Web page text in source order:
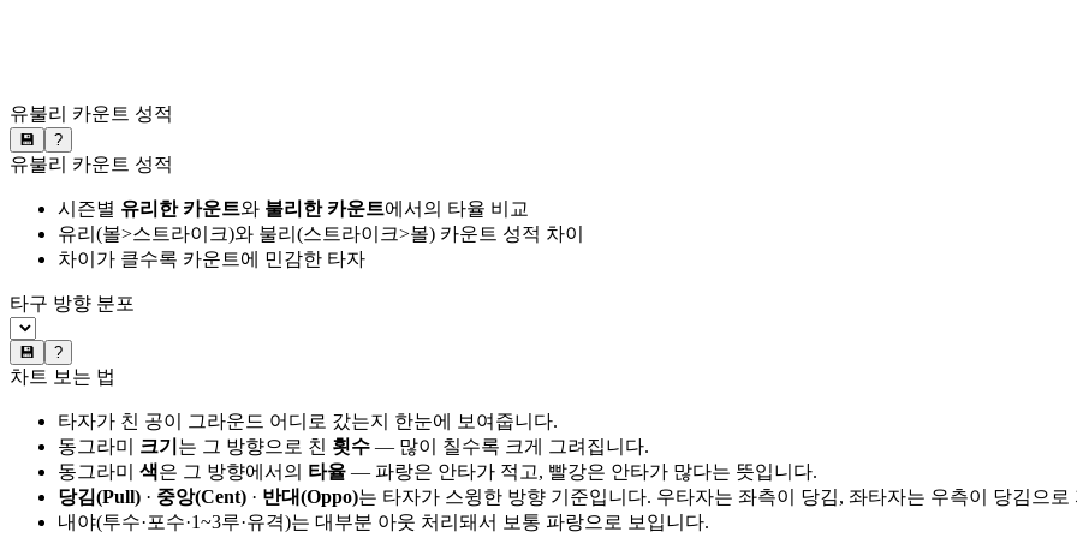
유불리 카운트 성적
💾 ?
유불리 카운트 성적
시즌별 유리한 카운트와 불리한 카운트에서의 타율 비교
유리(볼>스트라이크)와 불리(스트라이크>볼) 카운트 성적 차이
차이가 클수록 카운트에 민감한 타자
타구 방향 분포
💾 ?
차트 보는 법
타자가 친 공이 그라운드 어디로 갔는지 한눈에 보여줍니다.
동그라미 크기 는 그 방향으로 친 횟수 — 많이 칠수록 크게 그려집니다.
동그라미 색은 그 방향에서의 타율 — 파랑은 안타가 적고, 빨강은 안타가 많다는 뜻입니다.
당김(Pull) · 중앙(Cent) · 반대(Oppo)는 타자가 스윙한 방향 기준입니다. 우타자는 좌측이 당김, 좌타자는 우측이 당김으로
내야(투수·포수·1~3루·유격)는 대부분 아웃 처리돼서 보통 파랑으로 보입니다.